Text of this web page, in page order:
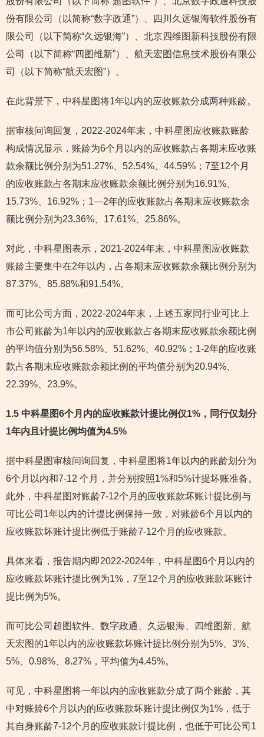
份有限公司（以简称“数字政通”）、四川久远银海软件股份有
限公司（以下简称“久远银海”）、北京四维图新科技股份有限
公司（以下简称“四图维新”）、航天宏图信息技术股份有限公
司（以下简称“航天宏图”）。
在此背景下，中科星图将1年以内的应收账款分成两种账龄。
据审核问询回复，2022-2024年末，中科星图应收账款账龄
构成情况显示，账龄为6个月以内的应收账款占各期末应收账
款余额比例分别为51.27%、52.54%、44.59%；7至12个月
的应收账款占各期末应收账款余额比例分别为16.91%、
15.73%、16.92%；1—2年的应收账款占各期末应收账款余
额比例分别为23.36%、17.61%、25.86%。
对此，中科星图表示，2021-2024年末，中科星图应收账款
账龄主要集中在2年以内，占各期末应收账款余额比例分别为
87.37%、85.88%和91.54%。
而可比公司方面，2022-2024年末，上述五家同行业可比上
市公司账龄为1年以内的应收账款占各期末应收账款余额比例
的平均值分别为56.58%、51.62%、40.92%；1-2年的应收账
款占各期末应收账款余额比例的平均值分别为20.94%、
22.39%、23.9%。
1.5 中科星图6个月内的应收账款计提比例仅1%，同行仅划分
1年内且计提比例均值为4.5%
据中科星图审核问询回复，中科星图将1年以内的账龄划分为
6个月以内和7-12 个月，并分别按照1%和5%计提坏账准备。
此外，中科星图对账龄7-12个月的应收账款坏账计提比例与
可比公司1年以内的计提比例保持一致，对账龄6个月以内的
应收账款坏账计提比例低于账龄7-12个月的应收账款。
具体来看，报告期内即2022-2024年，中科星图6个月以内的
应收账款坏账计提比例为1%，7至12个月的应收账款坏账计
提比例为5%。
而可比公司超图软件、数字政通、久远银海、四维图新、航
天宏图的1年以内的应收账款坏账计提比例分别为5%、3%、
5%、0.98%、8.27%，平均值为4.45%。
可见，中科星图将一年以内的应收账款分成了两个账龄，其
中对账龄6个月以内的应收账款坏账计提比例仅为1%，低于
其自身账龄7-12个月的应收账款计提比例，也低于可比公司1